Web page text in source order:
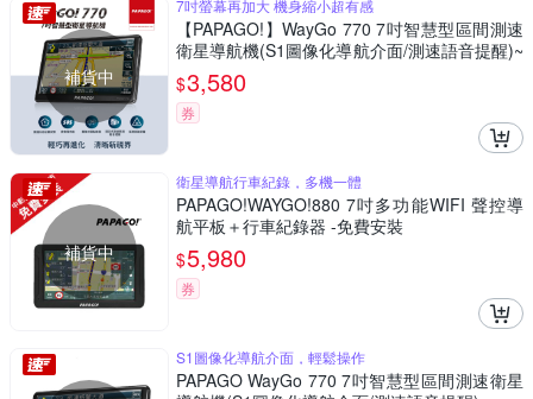
補貨中
7吋螢幕再加大 機身縮小超有感
【PAPAGO!】WayGo 770 7吋智慧型區間測速
衛星導航機(S1圖像化導航介面/測速語音提醒)~
急
$3,580
券
補貨中
衛星導航行車紀錄，多機一體
PAPAGO!WAYGO!880 7吋多功能WIFI 聲控導
航平板＋行車紀錄器 -免費安裝
$5,980
券
S1圖像化導航介面，輕鬆操作
PAPAGO WayGo 770 7吋智慧型區間測速衛星